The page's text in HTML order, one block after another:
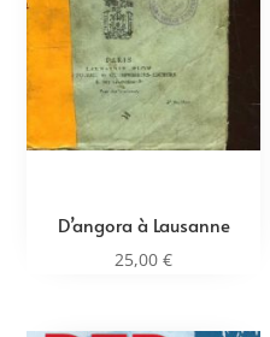
D’angora à Lausanne
25,00€